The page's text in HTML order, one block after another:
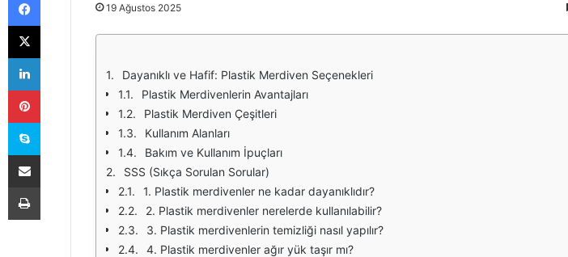
19 Ağustos 2025
Dayanıklı ve Hafif: Plastik Merdiven Seçenekleri
Plastik Merdivenlerin Avantajları
Plastik Merdiven Çeşitleri
Kullanım Alanları
Bakım ve Kullanım İpuçları
SSS (Sıkça Sorulan Sorular)
1. Plastik merdivenler ne kadar dayanıklıdır?
2. Plastik merdivenler nerelerde kullanılabilir?
3. Plastik merdivenlerin temizliği nasıl yapılır?
4. Plastik merdivenler ağır yük taşır mı?
X
LinkedIn
Pinterest
Skype
E-Posta ile paylaş